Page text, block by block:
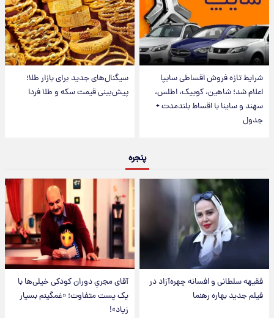
شرایط تازه فروش اقساطی سایپا
اعلام شد؛ شاهین، کوییک، اطلس،
سهند و ساینا با اقساط بلندمدت +
جدول
سیگنال‌های جدید برای بازار طلا؛
پیش‌بینی قیمت سکه و طلا فردا
پنجره
فقیهه سلطانی و افسانه چهره‌آزاد در
فیلم جدید بهاره رهنما
آقای مجریِ دوران کودکی خیلی‌ها با
یک پست متفاوت؛ «غمگینم بسیار
زیاد»!